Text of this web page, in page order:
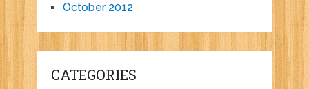
October 2012
CATEGORIES